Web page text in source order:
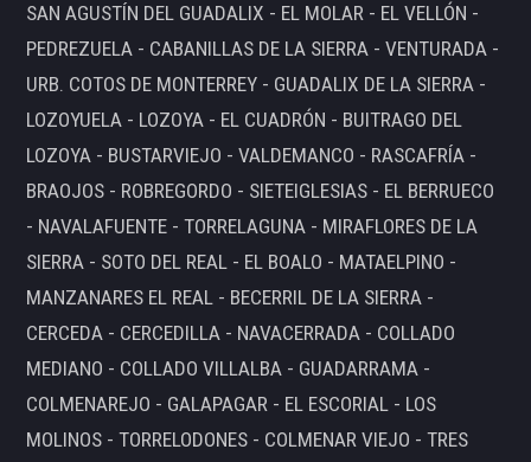
SAN AGUSTÍN DEL GUADALIX - EL MOLAR - EL VELLÓN -
PEDREZUELA - CABANILLAS DE LA SIERRA - VENTURADA -
URB. COTOS DE MONTERREY - GUADALIX DE LA SIERRA -
LOZOYUELA - LOZOYA - EL CUADRÓN - BUITRAGO DEL
LOZOYA - BUSTARVIEJO - VALDEMANCO - RASCAFRÍA -
BRAOJOS - ROBREGORDO - SIETEIGLESIAS - EL BERRUECO
- NAVALAFUENTE - TORRELAGUNA - MIRAFLORES DE LA
SIERRA - SOTO DEL REAL - EL BOALO - MATAELPINO -
MANZANARES EL REAL - BECERRIL DE LA SIERRA -
CERCEDA - CERCEDILLA - NAVACERRADA - COLLADO
MEDIANO - COLLADO VILLALBA - GUADARRAMA -
COLMENAREJO - GALAPAGAR - EL ESCORIAL - LOS
MOLINOS - TORRELODONES - COLMENAR VIEJO - TRES